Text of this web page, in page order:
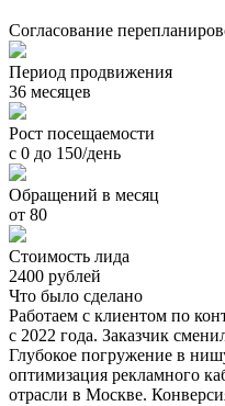
Согласование
Период продвижения
36 месяцев
Рост посещаемости
с 0 до 150/день
Обращений в месяц
от 80
Стоимость лида
2400 рублей
Что было сделано
Работаем с клиентом по
с 2022 года. Заказчик
Глубокое погружение в
оптимизация рекламного
отрасли в Москве.